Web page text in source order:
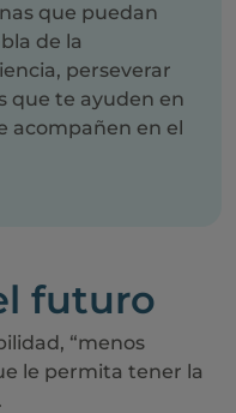
que puedan
de la
perseverar
que te ayuden en
acompañen en el
futuro
“menos
le permita tener la